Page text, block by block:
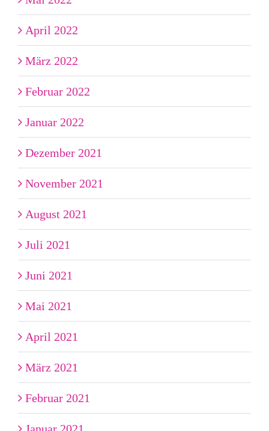
April 2022
März 2022
Februar 2022
Januar 2022
Dezember 2021
November 2021
August 2021
Juli 2021
Juni 2021
Mai 2021
April 2021
März 2021
Februar 2021